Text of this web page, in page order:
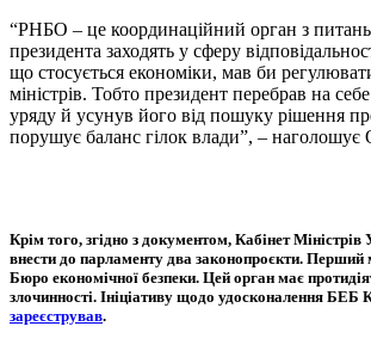
“РНБО – це координаційний орган з
президента заходять у сферу
що стосується економіки, мав би
міністрів. Тобто президент перебрав на
уряду й усунув його від пошуку рішення
порушує баланс гілок влади”, – наголошує
Крім того, згідно з документом, Кабінет Міністрів
внести до парламенту два законопроєкти. Перший
Бюро економічної безпеки. Цей орган має
злочинності. Ініціативу щодо удосконалення БЕБ
зареєстрував.